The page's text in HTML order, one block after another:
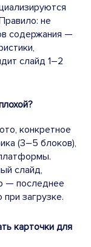
не
содержания —
слайд 1–2
конкретное
(3–5 блоков),
слайд,
— последнее
загрузке.
карточки для